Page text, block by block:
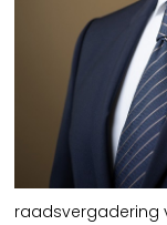
raadsvergadering